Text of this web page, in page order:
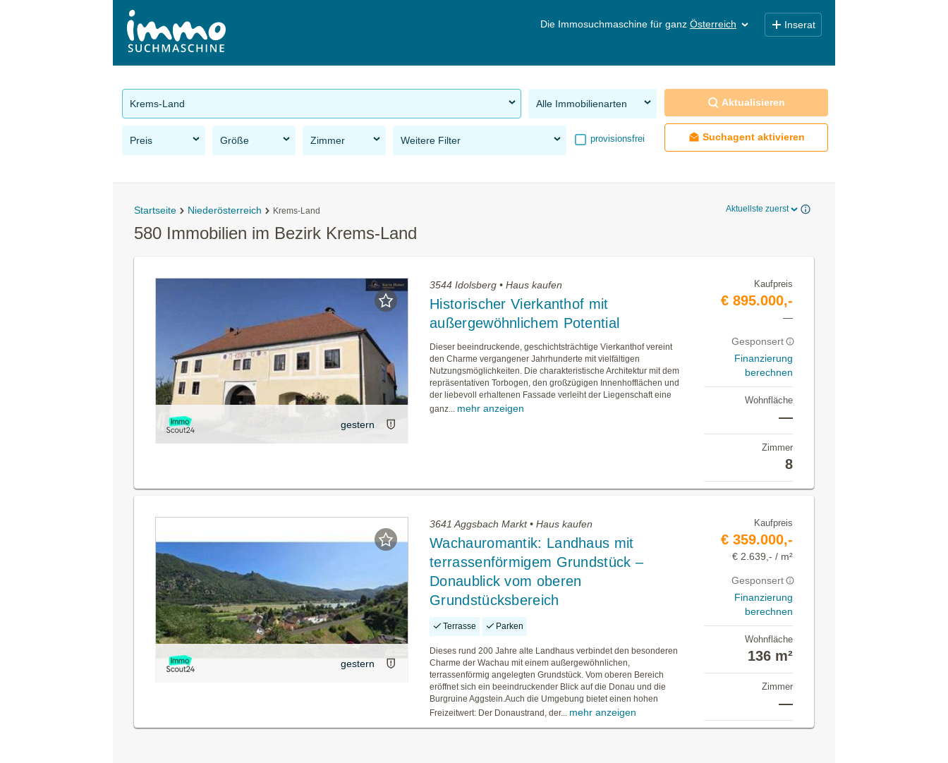
Die Immosuchmaschine für ganz Österreich Inserat
Krems-Land Alle Immobilienarten
Preis Größe Zimmer Weitere Filter provisionsfrei
Aktualisieren
Suchagent aktivieren
Startseite Niederösterreich Krems-Land Aktuellste zuerst
580 Immobilien im Bezirk Krems-Land
gestern
3544 Idolsberg • Haus kaufen
Historischer Vierkanthof mit
außergewöhnlichem Potential
Dieser beeindruckende, geschichtsträchtige Vierkanthof vereint
den Charme vergangener Jahrhunderte mit vielfältigen
Nutzungsmöglichkeiten. Die charakteristische Architektur mit dem
repräsentativen Torbogen, den großzügigen Innenhofflächen und
der liebevoll erhaltenen Fassade verleiht der Liegenschaft eine
ganz... mehr anzeigen
Kaufpreis
€ 895.000,-
—
Gesponsert
Finanzierung
berechnen
Wohnfläche
—
Zimmer
8
gestern
3641 Aggsbach Markt • Haus kaufen
Wachauromantik: Landhaus mit
terrassenförmigem Grundstück –
Donaublick vom oberen
Grundstücksbereich
Terrasse Parken
Dieses rund 200 Jahre alte Landhaus verbindet den besonderen
Charme der Wachau mit einem außergewöhnlichen,
terrassenförmig angelegten Grundstück. Vom oberen Bereich
eröffnet sich ein beeindruckender Blick auf die Donau und die
Burgruine Aggstein.Auch die Umgebung bietet einen hohen
Freizeitwert: Der Donaustrand, der... mehr anzeigen
Kaufpreis
€ 359.000,-
€ 2.639,- / m²
Gesponsert
Finanzierung
berechnen
Wohnfläche
136 m²
Zimmer
—